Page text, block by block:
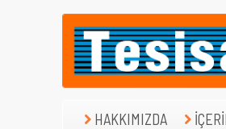
HAKKIMIZDA